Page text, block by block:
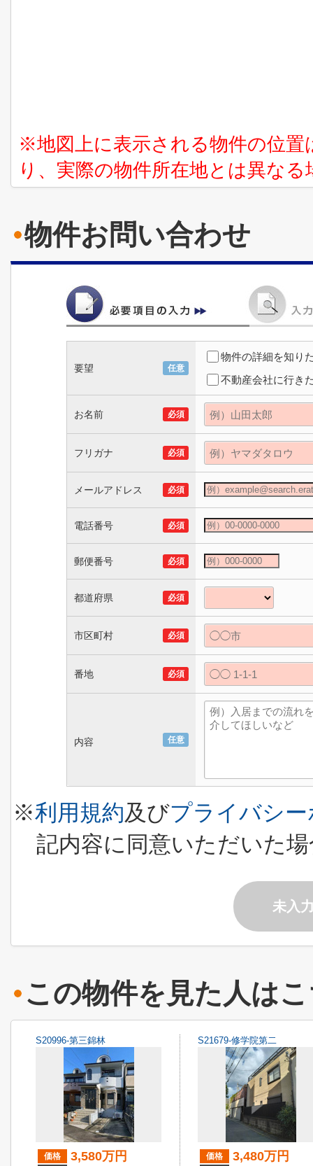
※地図上に表示される物件の位
り、実際の物件所在地とは異な
物件お問い合わせ
要望 任意
物件の詳細を知り
不動産会社に行き
お名前 必須
フリガナ 必須
メールアドレス 必須
電話番号 必須
郵便番号 必須
都道府県 必須
市区町村 必須
番地 必須
内容 任意
※利用規約及びプライバシ
記内容に同意いただいた
未入
この物件を見た人は
S20996-第三錦林
価格 3,580万円
S21679-修学院第二
価格 3,480万円